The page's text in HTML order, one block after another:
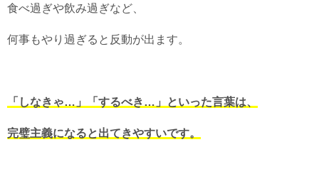
食べ過ぎや飲み過ぎなど、
何事もやり過ぎると反動が出ます。
「しなきゃ…」「するべき…」といった言葉は、
完璧主義になると出てきやすいです。